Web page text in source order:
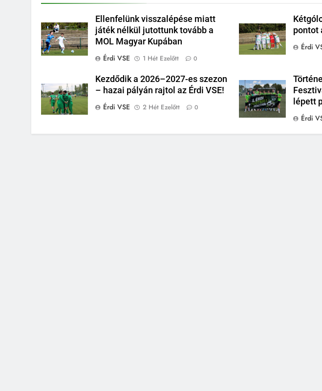
Ellenfelünk visszalépése miatt
játék nélkül jutottunk tovább a
MOL Magyar Kupában
Érdi VSE
1 Hét Ezelőtt 0
pontot
Érdi
Kezdődik a 2026–2027-es szezon
– hazai pályán rajtol az Érdi VSE!
Érdi VSE
2 Hét Ezelőtt 0
lépett
Érdi